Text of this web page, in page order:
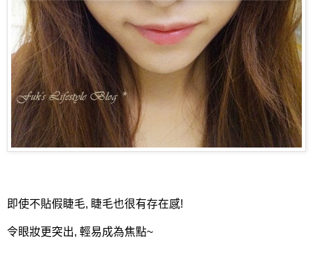
即使不貼假睫毛, 睫毛也很有存在感!
令眼妝更突出, 輕易成為焦點~